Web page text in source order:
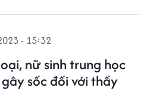
nữ sinh trung học
sốc đối với thầy
- 15:32